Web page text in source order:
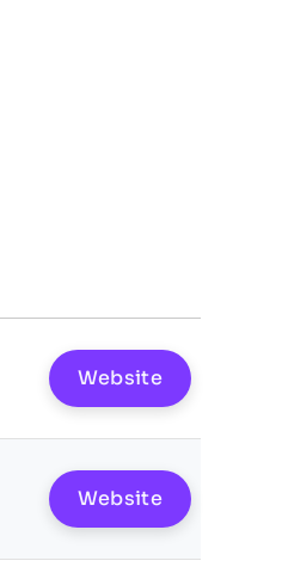
Website
Website